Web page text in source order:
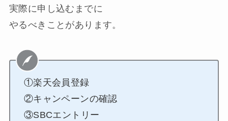
実際に申し込むまでに
やるべきことがあります。
①楽天会員登録
②キャンペーンの確認
③SBCエントリー